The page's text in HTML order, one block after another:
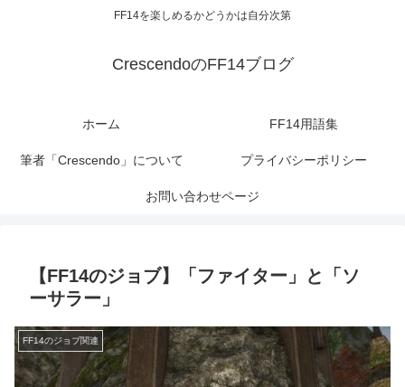
FF14を楽しめるかどうかは自分次第
CrescendoのFF14ブログ
ホーム FF14用語集
筆者「Crescendo」について プライバシーポリシー
お問い合わせページ
【FF14のジョブ】「ファイター」と「ソ
ーサラー」
FF14のジョブ関連